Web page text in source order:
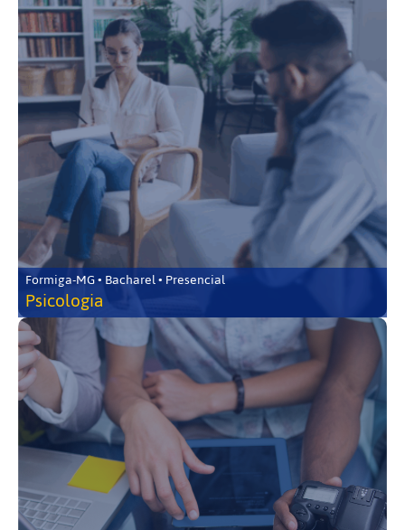
Formiga-MG • Bacharel • Presencial
Psicologia